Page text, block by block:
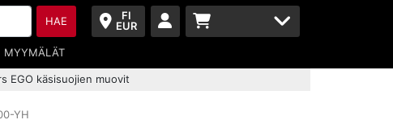
FI
EUR
HAE
MYYMÄLÄT
EGO käsisuojien muovit
YH